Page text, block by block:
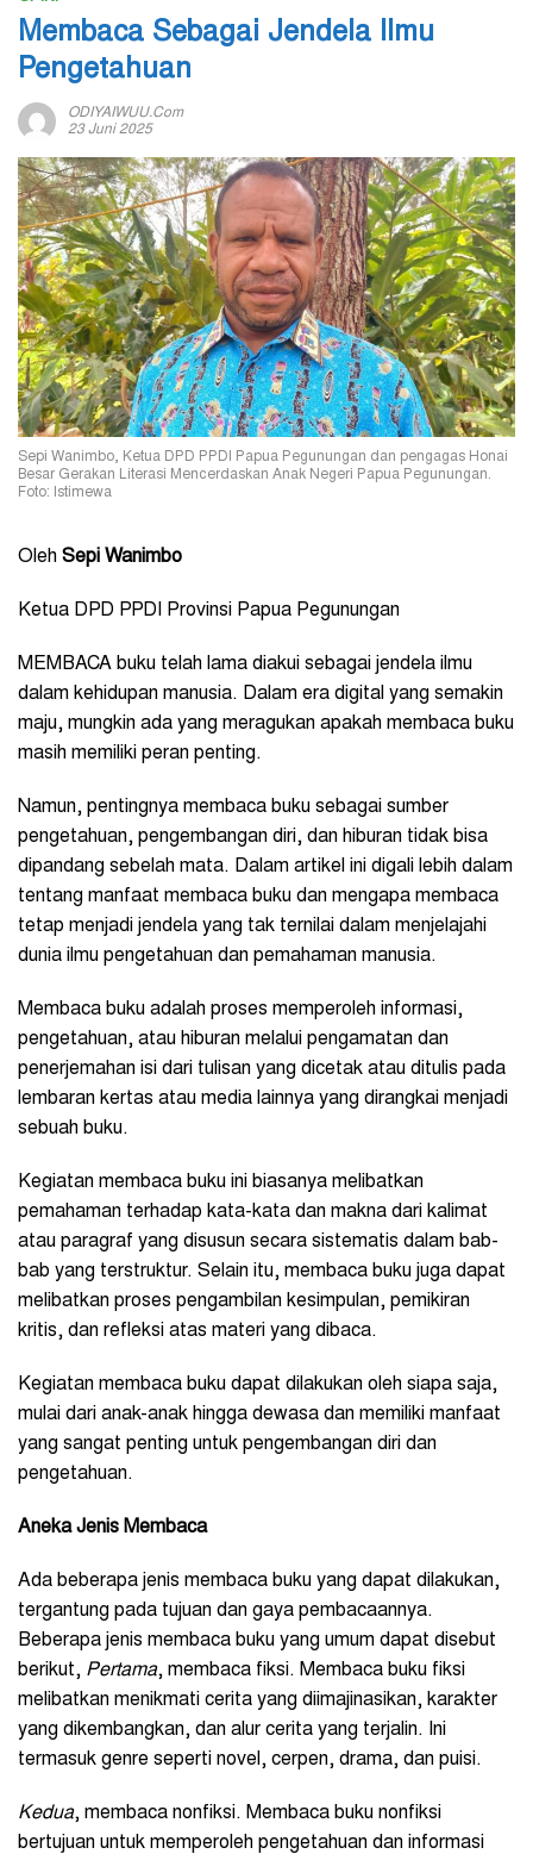
Membaca Sebagai Jendela Ilmu
Pengetahuan
ODIYAIWUU.com
23 Juni 2025
Sepi Wanimbo, Ketua DPD PPDI Papua Pegunungan dan pengagas Honai
Besar Gerakan Literasi Mencerdaskan Anak Negeri Papua Pegunungan.
Foto: Istimewa
Oleh Sepi Wanimbo
Ketua DPD PPDI Provinsi Papua Pegunungan
MEMBACA buku telah lama diakui sebagai jendela ilmu
dalam kehidupan manusia. Dalam era digital yang semakin
maju, mungkin ada yang meragukan apakah membaca buku
masih memiliki peran penting.
Namun, pentingnya membaca buku sebagai sumber
pengetahuan, pengembangan diri, dan hiburan tidak bisa
dipandang sebelah mata. Dalam artikel ini digali lebih dalam
tentang manfaat membaca buku dan mengapa membaca
tetap menjadi jendela yang tak ternilai dalam menjelajahi
dunia ilmu pengetahuan dan pemahaman manusia.
Membaca buku adalah proses memperoleh informasi,
pengetahuan, atau hiburan melalui pengamatan dan
penerjemahan isi dari tulisan yang dicetak atau ditulis pada
lembaran kertas atau media lainnya yang dirangkai menjadi
sebuah buku.
Kegiatan membaca buku ini biasanya melibatkan
pemahaman terhadap kata-kata dan makna dari kalimat
atau paragraf yang disusun secara sistematis dalam bab-
bab yang terstruktur. Selain itu, membaca buku juga dapat
melibatkan proses pengambilan kesimpulan, pemikiran
kritis, dan refleksi atas materi yang dibaca.
Kegiatan membaca buku dapat dilakukan oleh siapa saja,
mulai dari anak-anak hingga dewasa dan memiliki manfaat
yang sangat penting untuk pengembangan diri dan
pengetahuan.
Aneka Jenis Membaca
Ada beberapa jenis membaca buku yang dapat dilakukan,
tergantung pada tujuan dan gaya pembacaannya.
Beberapa jenis membaca buku yang umum dapat disebut
berikut, Pertama, membaca fiksi. Membaca buku fiksi
melibatkan menikmati cerita yang diimajinasikan, karakter
yang dikembangkan, dan alur cerita yang terjalin. Ini
termasuk genre seperti novel, cerpen, drama, dan puisi.
Kedua, membaca nonfiksi. Membaca buku nonfiksi
bertujuan untuk memperoleh pengetahuan dan informasi